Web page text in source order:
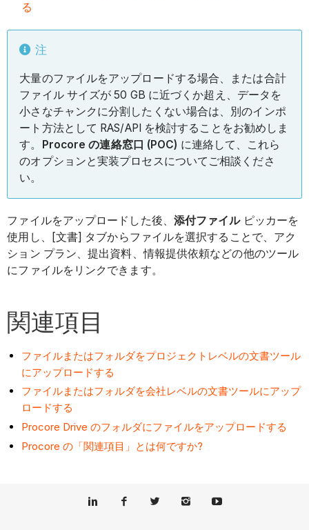
る
注
大量のファイルをアップロードする場合、または合計
ファイル サイズが 50 GB に近づくか超え、データを
小さなチャンクに分割したくない場合は、別のインポ
ート方法として RAS/API を検討することをお勧めしま
す。 Procore の連絡窓口 (POC) に連絡して、これら
のオプションと実装プロセスについてご相談くださ
い。
ファイルをアップロードした後、 添付ファイルピッカーを
使用し、[文書] タブからファイルを選択することで、アク
ション プラン、提出資料、情報提供依頼などの他のツール
にファイルをリンクできます。
関連項目
ファイルまたはフォルダをプロジェクトレベルの文書ツール
にアップロードする
ファイルまたはフォルダを会社レベルの文書ツールにアップ
ロードする
Procore Drive のフォルダにファイルをアップロードする
Procore の「関連項目」とは何ですか?